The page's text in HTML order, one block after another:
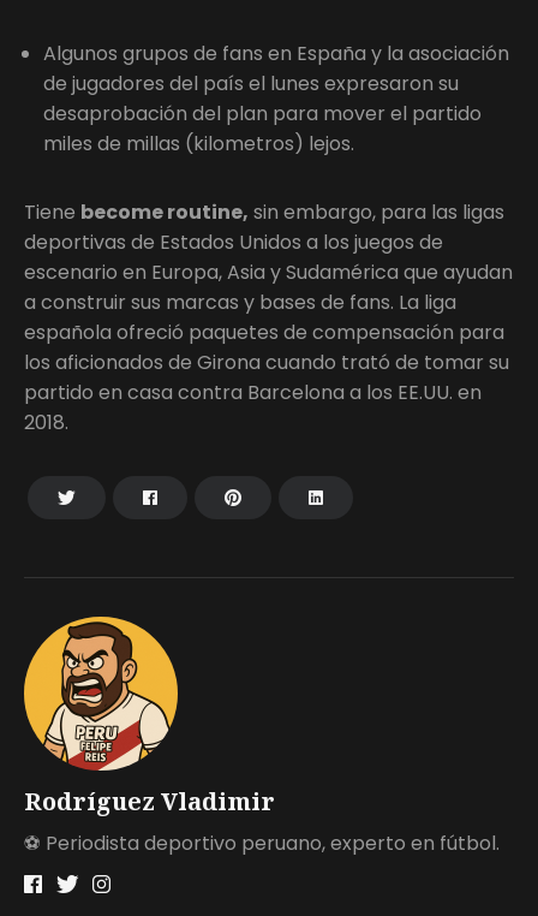
Rodríguez Vladimir
⚽ Periodista deportivo peruano, experto en fútbol.
Algunos grupos de fans en España y la asociación
de jugadores del país el lunes expresaron su
desaprobación del plan para mover el partido
miles de millas (kilometros) lejos.
Tiene become routine, sin embargo, para las ligas
deportivas de Estados Unidos a los juegos de
escenario en Europa, Asia y Sudamérica que ayudan
a construir sus marcas y bases de fans. La liga
española ofreció paquetes de compensación para
los aficionados de Girona cuando trató de tomar su
partido en casa contra Barcelona a los EE.UU. en
2018.